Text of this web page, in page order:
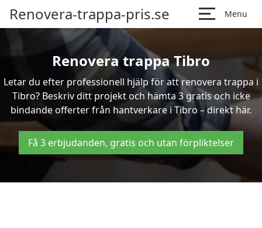
Renovera-trappa-pris.se Menu
Renovera trappa Tibro
Letar du efter professionell hjälp för att renovera trappa i
Tibro? Beskriv ditt projekt och hämta 3 gratis och icke
bindande offerter från hantverkare i Tibro – direkt här.
Få 3 erbjudanden, gratis och utan förpliktelser